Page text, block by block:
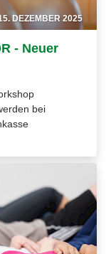
DEZEMBER 2025
- Neuer
bei